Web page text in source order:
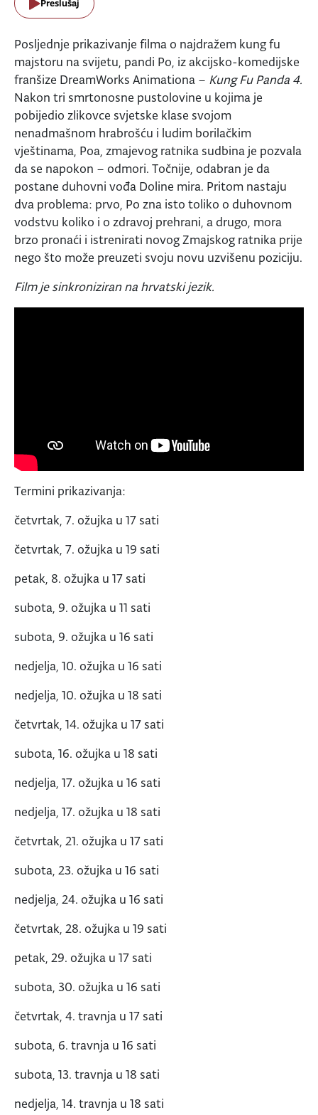
Preslušaj
Posljednje prikazivanje filma o najdražem kung fu
majstoru na svijetu, pandi Po, iz akcijsko-komedijske
franšize DreamWorks Animationa – Kung Fu Panda 4.
Nakon tri smrtonosne pustolovine u kojima je
pobijedio zlikovce svjetske klase svojom
nenadmašnom hrabrošću i ludim borilačkim
vještinama, Poa, zmajevog ratnika sudbina je pozvala
da se napokon – odmori. Točnije, odabran je da
postane duhovni vođa Doline mira. Pritom nastaju
dva problema: prvo, Po zna isto toliko o duhovnom
vodstvu koliko i o zdravoj prehrani, a drugo, mora
brzo pronaći i istrenirati novog Zmajskog ratnika prije
nego što može preuzeti svoju novu uzvišenu poziciju.
Film je sinkroniziran na hrvatski jezik.
Termini prikazivanja:
četvrtak, 7. ožujka u 17 sati
četvrtak, 7. ožujka u 19 sati
petak, 8. ožujka u 17 sati
subota, 9. ožujka u 11 sati
subota, 9. ožujka u 16 sati
nedjelja, 10. ožujka u 16 sati
nedjelja, 10. ožujka u 18 sati
četvrtak, 14. ožujka u 17 sati
subota, 16. ožujka u 18 sati
nedjelja, 17. ožujka u 16 sati
nedjelja, 17. ožujka u 18 sati
četvrtak, 21. ožujka u 17 sati
subota, 23. ožujka u 16 sati
nedjelja, 24. ožujka u 16 sati
četvrtak, 28. ožujka u 19 sati
petak, 29. ožujka u 17 sati
subota, 30. ožujka u 16 sati
četvrtak, 4. travnja u 17 sati
subota, 6. travnja u 16 sati
subota, 13. travnja u 18 sati
nedjelja, 14. travnja u 18 sati